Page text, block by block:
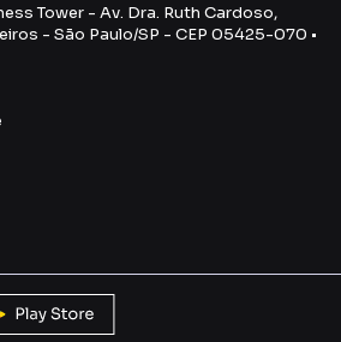
Tower - Av. Dra. Ruth Cardoso,
- São Paulo/SP - CEP 05425-070 •